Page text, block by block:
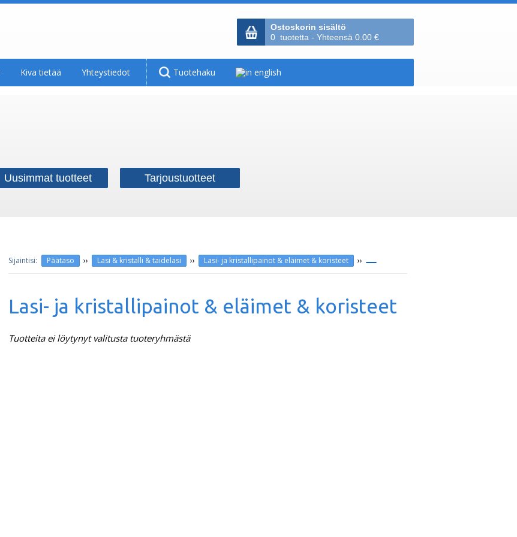
Ostoskorin sisältö
0 tuotetta - Yhteensä 0.00 €
Kiva tietää Yhteystiedot Tuotehaku
Uusimmat tuotteet Tarjoustuotteet
Päätaso ›› Lasi & kristalli & taidelasi ›› Lasi- ja kristallipainot & eläimet & koristeet ››
Lasi- ja kristallipainot & eläimet & koristeet
Tuotteita ei löytynyt valitusta tuoteryhmästä